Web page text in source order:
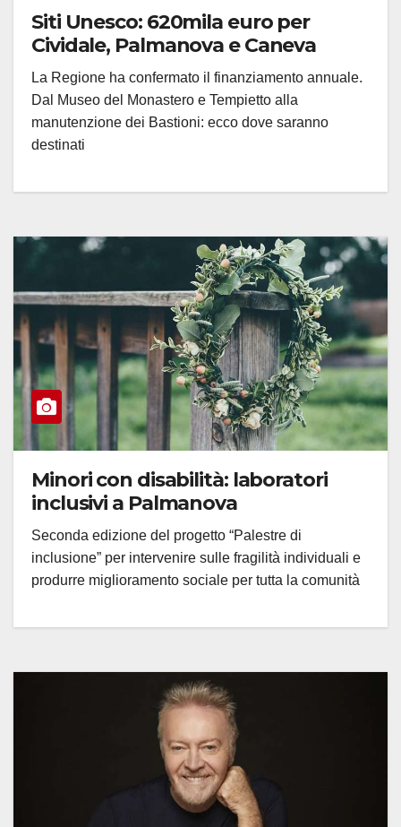
Siti Unesco: 620mila euro per
Cividale, Palmanova e Caneva
La Regione ha confermato il finanziamento annuale.
Dal Museo del Monastero e Tempietto alla
manutenzione dei Bastioni: ecco dove saranno
destinati
Minori con disabilità: laboratori
inclusivi a Palmanova
Seconda edizione del progetto “Palestre di
inclusione” per intervenire sulle fragilità individuali e
produrre miglioramento sociale per tutta la comunità